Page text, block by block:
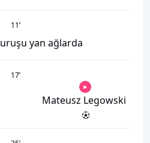
11’
yan ağlarda
17’
Mateusz Legowski